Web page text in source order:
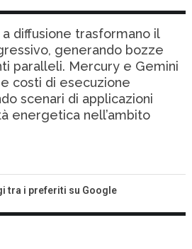
diffusione trasformano il
generando bozze
paralleli. Mercury e Gemini
costi di esecuzione
scenari di applicazioni
energetica nell’ambito
tra i preferiti su Google